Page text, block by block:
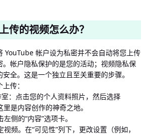
传的视频怎么办？
YouTube 帐户设为私密并不会自动将您上传
。帐户隐私保护的是您的活动；视频隐私保
全。这是一个独立且至关重要的步骤。
传：
：点击您的个人资料照片，然后选择
是内容创作的神奇之地。
侧的“内容”选项卡。
频。在“可见性”列下，更改设置（例如，